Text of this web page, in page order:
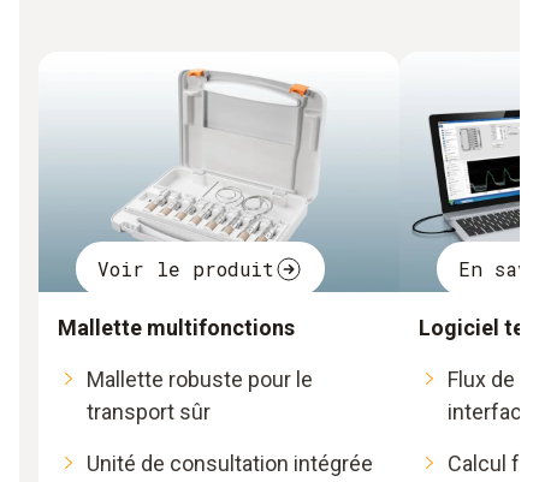
Voir le produit
Mallette multifonctions
Mallette robuste pour le
transport sûr
Unité de consultation intégrée
En
Logiciel
Flux de
interface
Calcul